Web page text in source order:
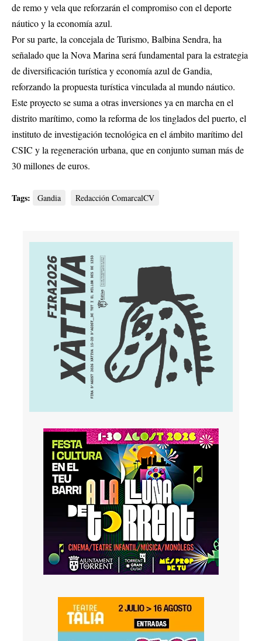
de remo y vela que reforzarán el compromiso con el deporte
náutico y la economía azul.
Por su parte, la concejala de Turismo, Balbina Sendra, ha
señalado que la Nova Marina será fundamental para la estrategia
de diversificación turística y economía azul de Gandia,
reforzando la propuesta turística vinculada al mundo náutico.
Este proyecto se suma a otras inversiones ya en marcha en el
distrito marítimo, como la reforma de los tinglados del puerto, el
instituto de investigación tecnológica en el ámbito marítimo del
CSIC y la regeneración urbana, que en conjunto suman más de
30 millones de euros.
Tags: Gandia Redacción ComarcalCV